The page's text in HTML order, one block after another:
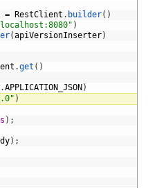
= RestClient . builder( )
)
(apiVersionInserter)
.get ( )
.APPLICATION_JSON)
)
) ;
) ;